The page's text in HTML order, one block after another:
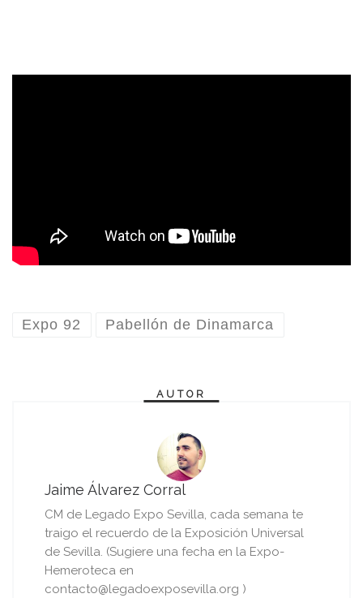
Expo 92 Pabellón de Dinamarca
AUTOR
Jaime Álvarez Corral
CM de Legado Expo Sevilla, cada semana te
traigo el recuerdo de la Exposición Universal
de Sevilla. (Sugiere una fecha en la Expo-
Hemeroteca en
contacto@legadoexposevilla.org )